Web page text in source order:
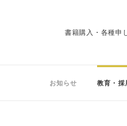
書籍購入・各種申
お知らせ 教育・採